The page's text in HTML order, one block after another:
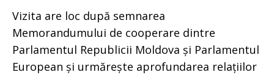
Vizita are loc după semnarea
Memorandumului de cooperare dintre
Parlamentul Republicii Moldova și Parlamentul
European și urmărește aprofundarea relațiilor